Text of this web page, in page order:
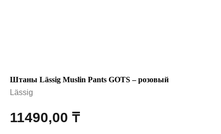
Штаны Lässig Muslin Pants GOTS – розовый
Lässig
11490,00 ₸